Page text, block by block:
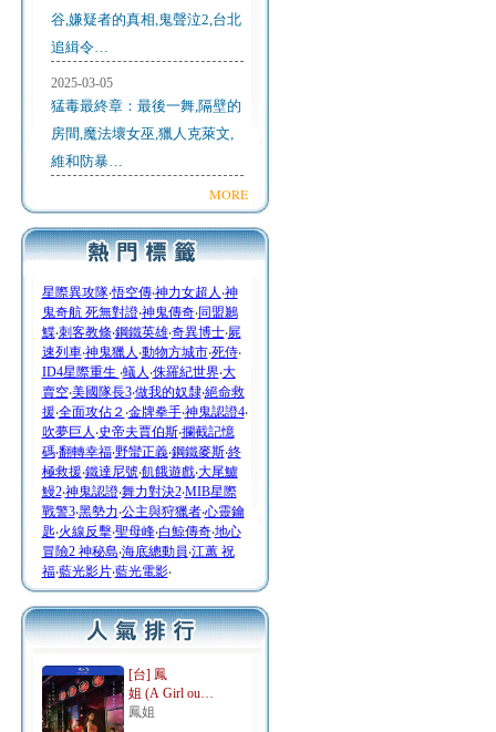
谷,嫌疑者的真相,鬼聲泣2,台北
追緝令…
2025-03-05
猛毒最終章：最後一舞,隔壁的
房間,魔法壞女巫,獵人克萊文,
維和防暴…
MORE
星際異攻隊‧悟空傳‧神力女超人 ‧神
鬼奇航 死無對證‧神鬼傳奇‧同盟鶼
鰈‧刺客教條‧鋼鐵英雄‧奇異博士‧屍
速列車‧神鬼獵人 ‧動物方城市‧死侍‧
ID4星際重生 ‧蟻人 ‧侏羅紀世界‧大
賣空‧美國隊長3‧做我的奴隸‧絕命救
援‧全面攻佔２ ‧金牌拳手‧神鬼認證4‧
吹夢巨人 ‧史帝夫賈伯斯‧攔截記憶
碼‧翻轉幸福‧野蠻正義‧鋼鐵麥斯‧終
極救援‧鐵達尼號‧飢餓遊戲‧大尾鱸
鰻2‧神鬼認證‧舞力對決2‧MIB星際
戰警3‧黑勢力‧公主與狩獵者‧心靈鑰
匙‧火線反擊‧聖母峰‧白鯨傳奇‧地心
冒險2 神秘島‧海底總動員‧江蕙 祝
福‧藍光影片‧藍光電影‧
[台] 鳳
姐 (A Girl ou…
鳳姐